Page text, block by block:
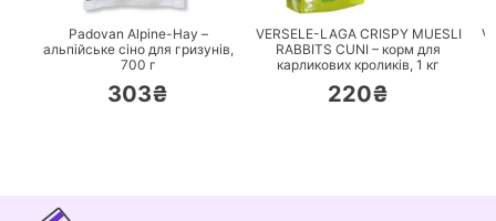
Padovan Alpine-Hay –
альпійське сіно для гризунів,
700 г
303₴
VERSELE-LAGA CRISPY MUESLI
RABBITS CUNI – корм для
карликових кроликів, 1 кг
220₴